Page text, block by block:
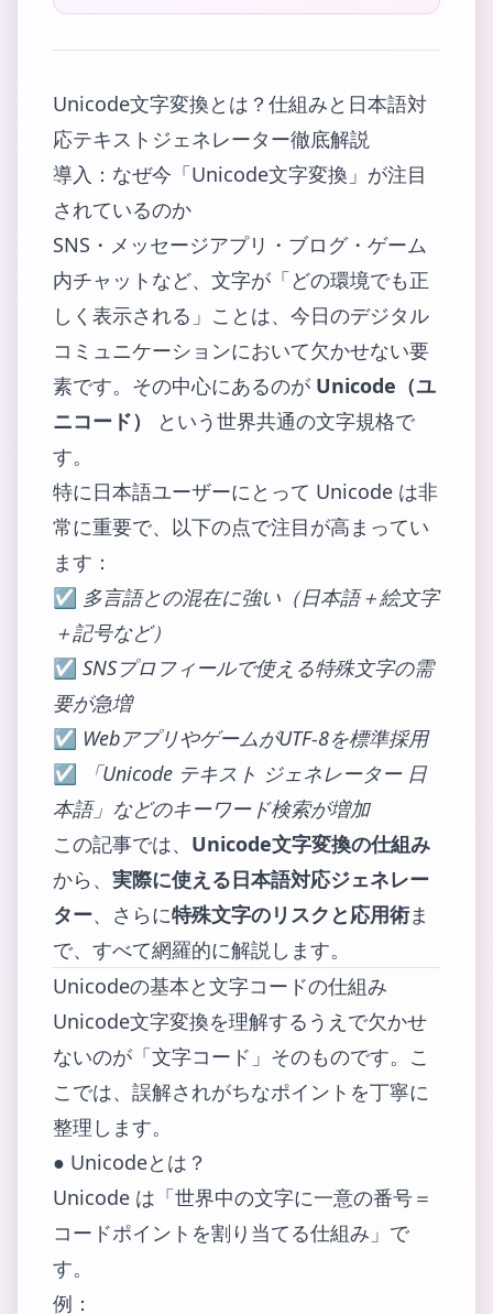
Unicode文字変換とは？仕組みと日本語対
応テキストジェネレーター徹底解説
導入：なぜ今「Unicode文字変換」が注目
されているのか
SNS・メッセージアプリ・ブログ・ゲーム
内チャットなど、文字が「どの環境でも正
しく表示される」ことは、今日のデジタル
コミュニケーションにおいて欠かせない要
素です。その中心にあるのが Unicode（ユ
ニコード）
という世界共通の文字規格で
す。
特に日本語ユーザーにとって Unicode は非
常に重要で、以下の点で注目が高まってい
ます：
☑ 多言語との混在に強い（日本語＋絵文字
＋記号など）
☑ SNSプロフィールで使える特殊文字の需
要が急増
☑ WebアプリやゲームがUTF-8を標準採用
☑
「Unicode テキスト ジェネレーター 日
本語」などのキーワード検索が増加
この記事では、 Unicode文字変換の仕組み
から、 実際に使える日本語対応ジェネレー
ター、さらに特殊文字のリスクと応用術ま
で、すべて網羅的に解説します。
Unicodeの基本と文字コードの仕組み
Unicode文字変換を理解するうえで欠かせ
ないのが「文字コード」そのものです。こ
こでは、誤解されがちなポイントを丁寧に
整理します。
● Unicodeとは？
Unicode は「世界中の文字に一意の番号＝
コードポイントを割り当てる仕組み」で
す。
例：